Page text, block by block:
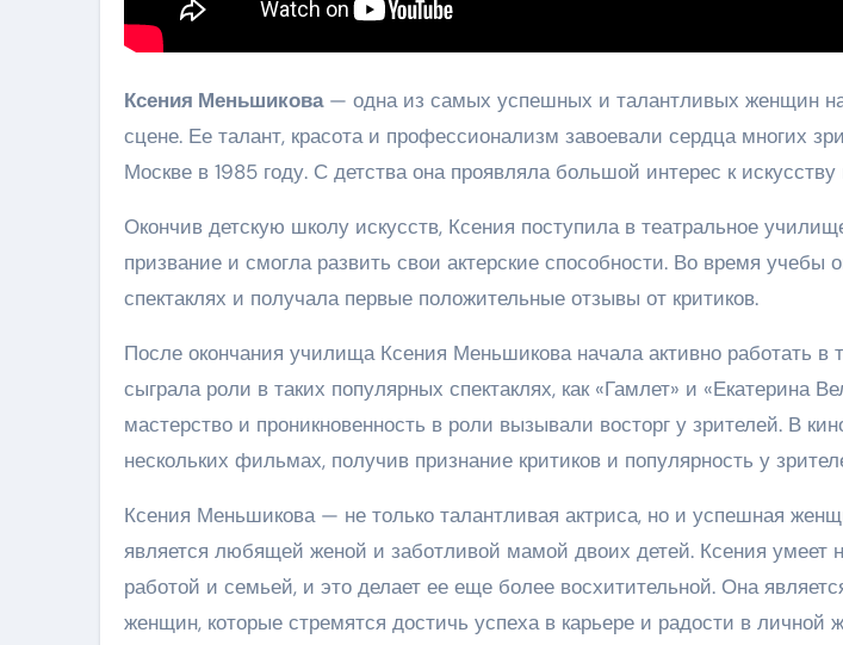
Ксения Меньшикова— одна из самых успешных и талантливых женщин
сцене. Ее талант, красота и профессионализм завоевали сердца многих
Москве в 1985 году. С детства она проявляла большой интерес к
Окончив детскую школу искусств, Ксения поступила в театральное
призвание и смогла развить свои актерские способности. Во время учебы
спектаклях и получала первые положительные отзывы от критиков.
После окончания училища Ксения Меньшикова начала активно работать в
сыграла роли в таких популярных спектаклях, как «Гамлет» и «Екатерина
мастерство и проникновенность в роли вызывали восторг у зрителей. В
нескольких фильмах, получив признание критиков и популярность у
Ксения Меньшикова — не только талантливая актриса, но и успешная
является любящей женой и заботливой мамой двоих детей. Ксения умеет
работой и семьей, и это делает ее еще более восхитительной. Она
женщин, которые стремятся достичь успеха в карьере и радости в личной